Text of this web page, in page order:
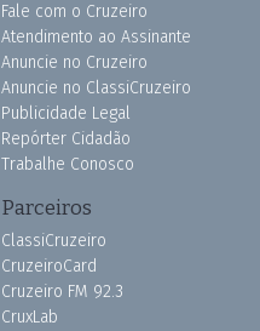
Fale com o Cruzeiro
Atendimento ao Assinante
Anuncie no Cruzeiro
Anuncie no ClassiCruzeiro
Publicidade Legal
Repórter Cidadão
Trabalhe Conosco
Parceiros
ClassiCruzeiro
CruzeiroCard
Cruzeiro FM 92.3
CruxLab